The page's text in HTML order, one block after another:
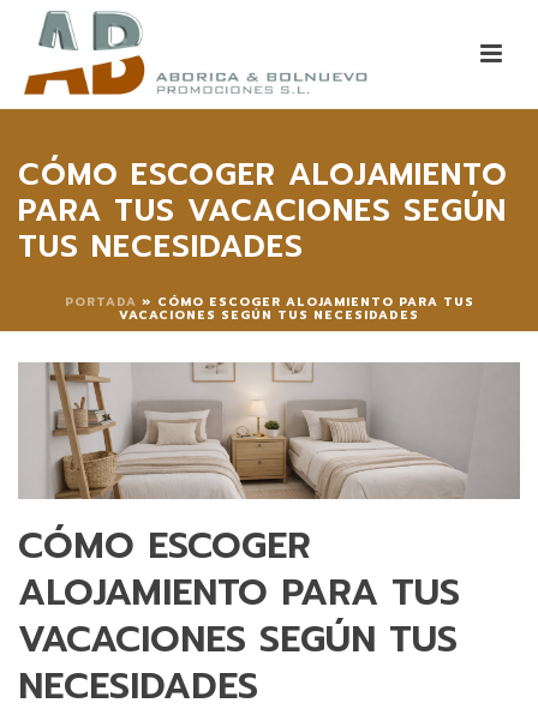
CÓMO ESCOGER ALOJAMIENTO
PARA TUS VACACIONES SEGÚN
TUS NECESIDADES
PORTADA » CÓMO ESCOGER ALOJAMIENTO PARA TUS
VACACIONES SEGÚN TUS NECESIDADES
CÓMO ESCOGER
ALOJAMIENTO PARA TUS
VACACIONES SEGÚN TUS
NECESIDADES